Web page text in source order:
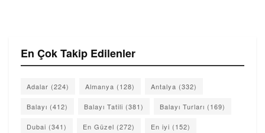
En Çok Takip Edilenler
Adalar (224) Almanya (128) Antalya (332)
Balayı (412) Balayı Tatili (381) Balayı Turları (169)
Dubai (341) En Güzel (272) En iyi (152)